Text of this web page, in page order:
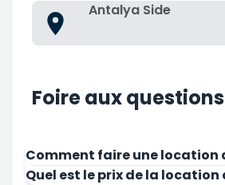
Antalya Side
Foire aux
Comment faire une location
Quel est le prix de la